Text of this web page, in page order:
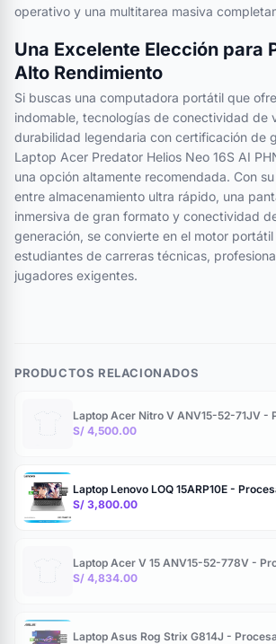
operativo y una multitarea masiva
Una Excelente Elección para
Alto Rendimiento
Si buscas una computadora portátil que
indomable, tecnologías de conectividad de
durabilidad legendaria con certificación de
Laptop Acer Predator Helios Neo 16S AI
una opción altamente recomendada. Con
entre almacenamiento ultra rápido, una
inmersiva de gran formato y conectividad
generación, se convierte en el motor
estudiantes de carreras técnicas,
jugadores exigentes.
PRODUCTOS RELACIONADOS
Laptop Acer Nitro V ANV15-52-71JV -
S/ 4,500.00
Laptop Lenovo LOQ 15ARP10E -
S/ 3,800.00
Laptop Acer V 15 ANV15-52-778V -
S/ 4,834.00
Laptop Asus Rog Strix G814J -